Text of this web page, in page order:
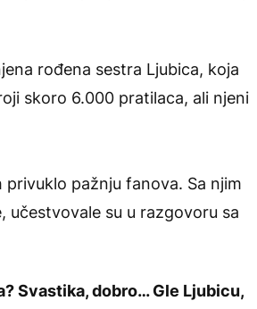
rođena sestra Ljubica, koja
skoro 6.000 pratilaca, ali njeni
pažnju fanova. Sa njim
učestvovale su u razgovoru sa
Svastika, dobro… Gle Ljubicu,